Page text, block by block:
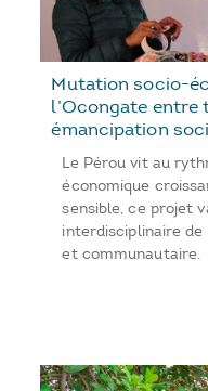
Mutation socio-
l’Ocongate entre
émancipation
Le Pérou vit au
économique
sensible, ce projet
interdisciplinaire
et communautaire.